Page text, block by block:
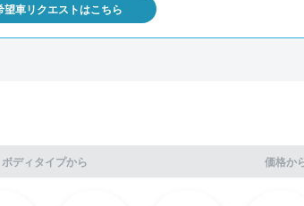
望車リクエストはこちら
ボディタイプから 価格か